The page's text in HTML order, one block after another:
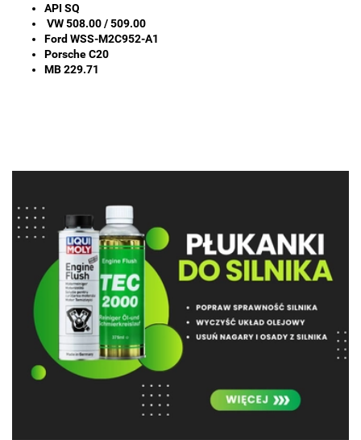
API SQ
VW 508.00 / 509.00
Ford WSS-M2C952-A1
Porsche C20
MB 229.71